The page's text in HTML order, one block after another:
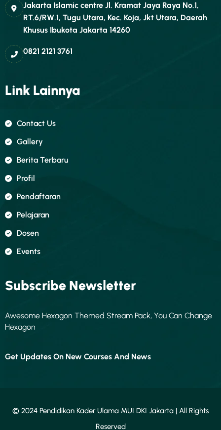
Jakarta Islamic centre Jl. Kramat Jaya Raya No.1,
RT.6/RW.1, Tugu Utara, Kec. Koja, Jkt Utara, Daerah
Khusus Ibukota Jakarta 14260
0821 2121 3761
Link Lainnya
Contact Us
Gallery
Berita Terbaru
Profil
Pendaftaran
Pelajaran
Dosen
Events
Subscribe Newsletter
Awesome Hexagon Themed Stream Pack, You Can Change
Hexagon
Get Updates On New Courses And News
© 2024 Pendidikan Kader Ulama MUI DKI Jakarta | All Rights
Reserved